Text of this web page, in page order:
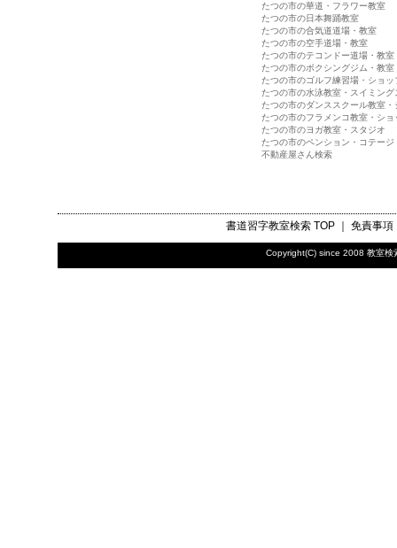
たつの市の華道・フラワー教室
たつの市の日本舞踊教室
たつの市の合気道道場・教室
たつの市の空手道場・教室
たつの市のテコンドー道場・教室
たつの市のボクシングジム・教室
たつの市のゴルフ練習場・ショッ
たつの市の水泳教室・スイミング
たつの市のダンススクール教室・
たつの市のフラメンコ教室・ショ
たつの市のヨガ教室・スタジオ
たつの市のペンション・コテージ
不動産屋さん検索
書道習字教室検索TOP ｜ 免責事項
Copyright(C) since 2008 教室検